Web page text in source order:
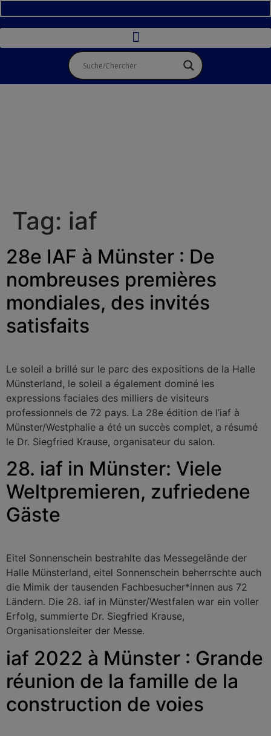
Tag: iaf
28e IAF à Münster : De
nombreuses premières
mondiales, des invités
satisfaits
Le soleil a brillé sur le parc des expositions de la Halle
Münsterland, le soleil a également dominé les
expressions faciales des milliers de visiteurs
professionnels de 72 pays. La 28e édition de l’iaf à
Münster/Westphalie a été un succès complet, a résumé
le Dr. Siegfried Krause, organisateur du salon.
28. iaf in Münster: Viele
Weltpremieren, zufriedene
Gäste
Eitel Sonnenschein bestrahlte das Messegelände der
Halle Münsterland, eitel Sonnenschein beherrschte auch
die Mimik der tausenden Fachbesucher*innen aus 72
Ländern. Die 28. iaf in Münster/Westfalen war ein voller
Erfolg, summierte Dr. Siegfried Krause,
Organisationsleiter der Messe.
iaf 2022 à Münster : Grande
réunion de la famille de la
construction de voies